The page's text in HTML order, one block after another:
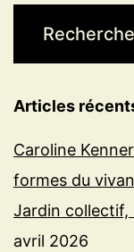
Articles
Caroline
formes du
Jardin collectif,
avril 2026